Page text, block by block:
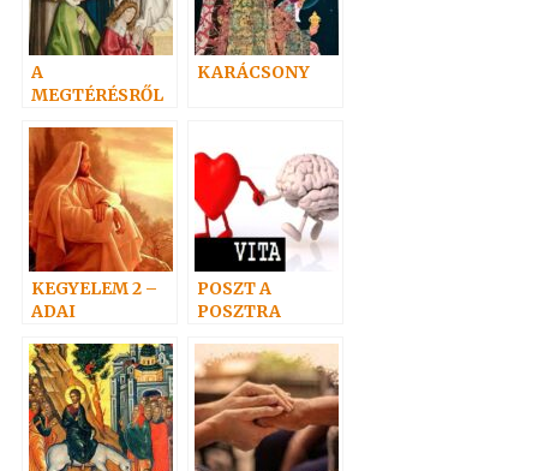
A
MEGTÉRÉSRŐL
KARÁCSONY
KEGYELEM 2 –
ADAI
POSZT A
POSZTRA